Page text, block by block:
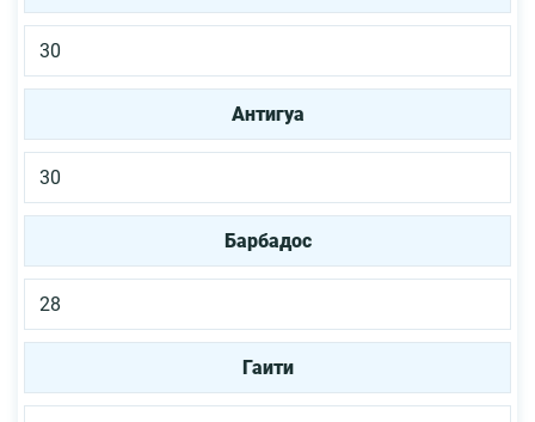
30
Антигуа
30
Барбадос
28
Гаити